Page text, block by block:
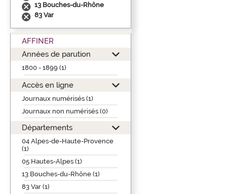
13 Bouches-du-Rhône
83 Var
AFFINER
Années de parution
1800 - 1899 (1)
Accès en ligne
Journaux numérisés (1)
Journaux non numérisés (0)
Départements
04 Alpes-de-Haute-Provence
(1)
05 Hautes-Alpes (1)
13 Bouches-du-Rhône (1)
83 Var (1)